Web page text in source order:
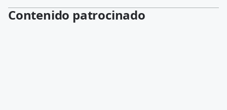
Contenido patrocinado